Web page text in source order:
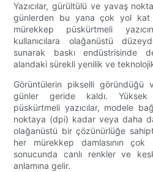
Yazıcılar, gürültülü ve yavaş
günlerden bu yana çok yol kat
mürekkep püskürtmeli
kullanıcılara olağanüstü
sunarak baskı endüstrisinde
alandaki sürekli yenilik ve
Görüntülerin pikselli göründüğü
günler geride kaldı. Yüksek
püskürtmeli yazıcılar, modele
noktaya (dpi) kadar veya daha
olağanüstü bir çözünürlüğe
her mürekkep damlasının
sonucunda canlı renkler ve
anlamına gelir.